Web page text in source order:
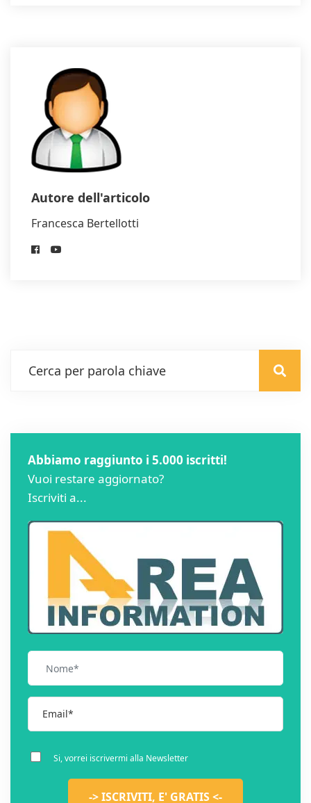
Autore dell'articolo
Francesca Bertellotti
Abbiamo raggiunto i 5.000 iscritti!
Vuoi restare aggiornato?
Iscriviti a...
Si, vorrei iscrivermi alla Newsletter
-> ISCRIVITI, E' GRATIS <-